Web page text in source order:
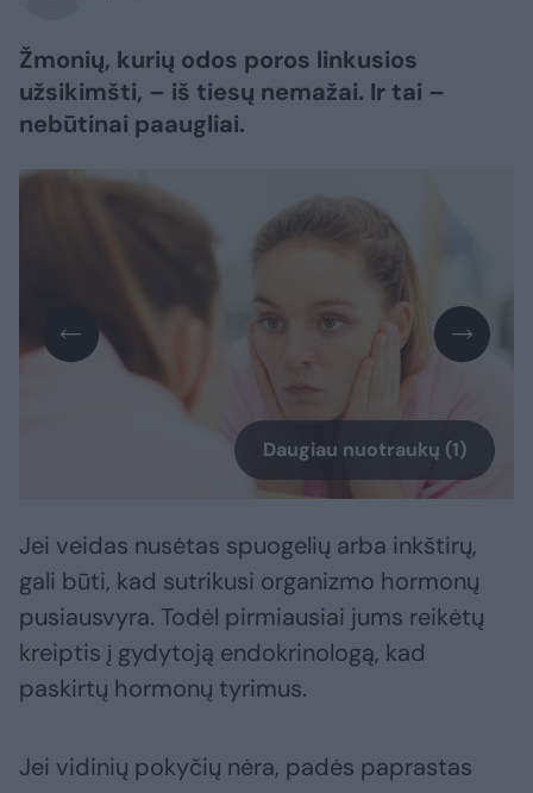
Žmonių, kurių odos poros linkusios
užsikimšti, – iš tiesų nemažai. Ir tai –
nebūtinai paaugliai.
Daugiau nuotraukų (1)
Jei veidas nusėtas spuogelių arba inkštirų,
gali būti, kad sutrikusi organizmo hormonų
pusiausvyra. Todėl pirmiausiai jums reikėtų
kreiptis į gydytoją endokrinologą, kad
paskirtų hormonų tyrimus.
Jei vidinių pokyčių nėra, padės paprastas